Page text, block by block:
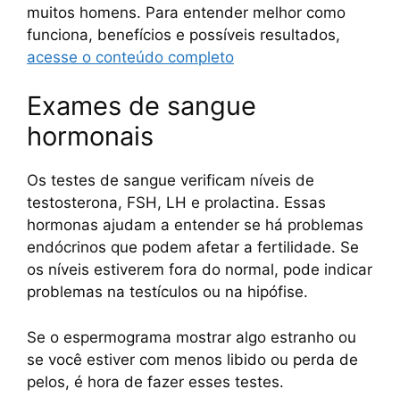
muitos homens. Para entender melhor como
funciona, benefícios e possíveis resultados,
acesse o conteúdo completo
Exames de sangue
hormonais
Os testes de sangue verificam níveis de
testosterona, FSH, LH e prolactina. Essas
hormonas ajudam a entender se há problemas
endócrinos que podem afetar a fertilidade. Se
os níveis estiverem fora do normal, pode indicar
problemas na testículos ou na hipófise.
Se o espermograma mostrar algo estranho ou
se você estiver com menos libido ou perda de
pelos, é hora de fazer esses testes.